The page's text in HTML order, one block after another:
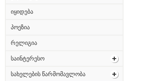
იყიდება
პოეზია
რელიგია
საინტერესო
სახელების წარმომავლობა